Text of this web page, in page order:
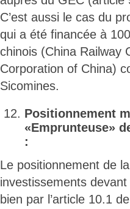
C’est aussi le cas du
qui a été financée à
chinois (China Railway
Corporation of China)
Sicomines.
Positionnement
«Emprunteuse»
:
Le positionnement de
investissements
bien par l’article 10.1